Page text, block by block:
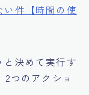
い件【時間の使
と決めて実行す
つのアクショ